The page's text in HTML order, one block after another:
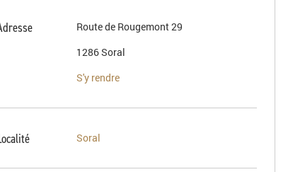
Route de Rougemont 29
1286 Soral
S'y rendre
Soral